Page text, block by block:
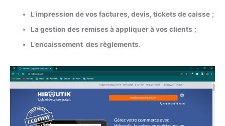
L’impression de vos factures, devis, tickets de caisse ;
La gestion des remises à appliquer à vos clients ;
L’encaissement des règlements.